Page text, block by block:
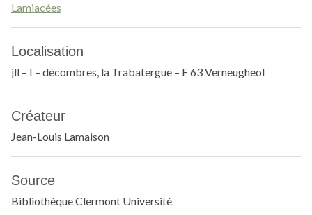
Lamiacées
Localisation
jll – I – décombres, la Trabatergue – F 63 Verneugheol
Créateur
Jean-Louis Lamaison
Source
Bibliothèque Clermont Université